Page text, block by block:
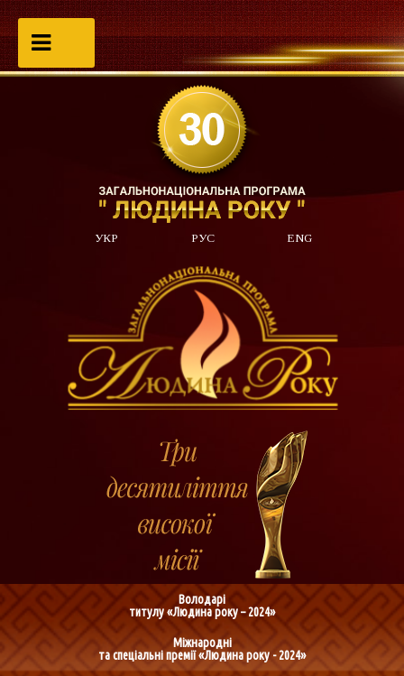
УКР РУС ENG
Володарі
титулу «Людина року – 2024»
Міжнародні
та спеціальні премії «Людина року - 2024»